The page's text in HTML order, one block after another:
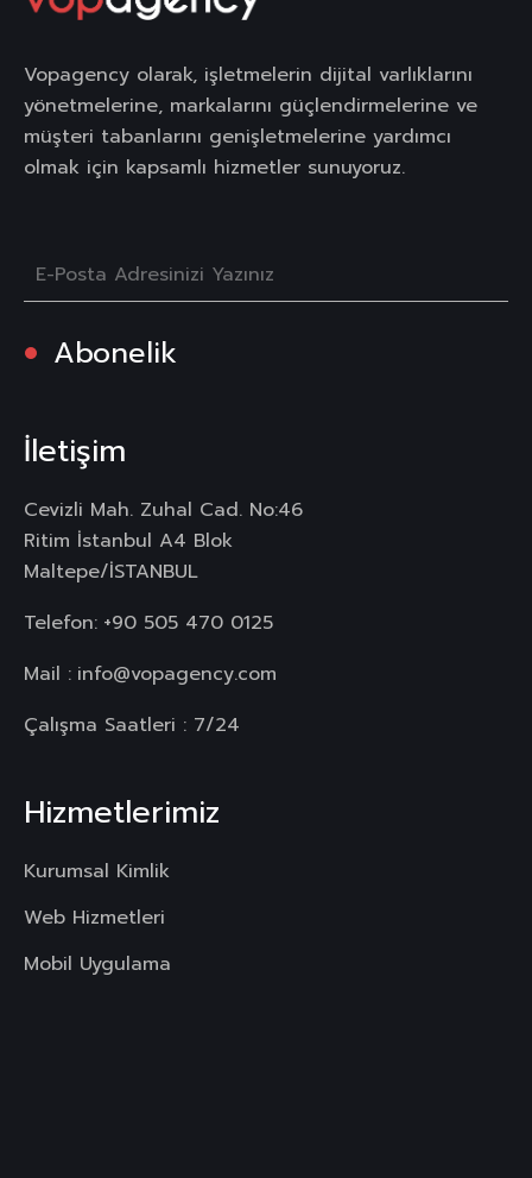
Vopagency olarak, işletmelerin dijital varlıklarını
yönetmelerine, markalarını güçlendirmelerine ve
müşteri tabanlarını genişletmelerine yardımcı
olmak için kapsamlı hizmetler sunuyoruz.
Abonelik
İletişim
Cevizli Mah. Zuhal Cad. No:46
Ritim İstanbul A4 Blok
Maltepe/İSTANBUL
Telefon: +90 505 470 0125
Mail : info@vopagency.com
Çalışma Saatleri : 7/24
Hizmetlerimiz
Kurumsal Kimlik
Web Hizmetleri
Mobil Uygulama